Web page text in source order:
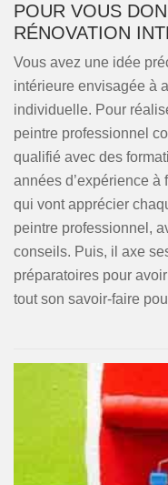
POUR VOUS
RÉNOVATION
Vous avez une idée
intérieure envisagée à
individuelle. Pour
peintre professionnel
qualifié avec des
années d’expérience
qui vont apprécier
peintre professionnel,
conseils. Puis, il axe
préparatoires pour
tout son savoir-faire